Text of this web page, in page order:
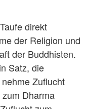
direkt
der Religion und
der Buddhisten.
Satz, die
Zuflucht
Dharma